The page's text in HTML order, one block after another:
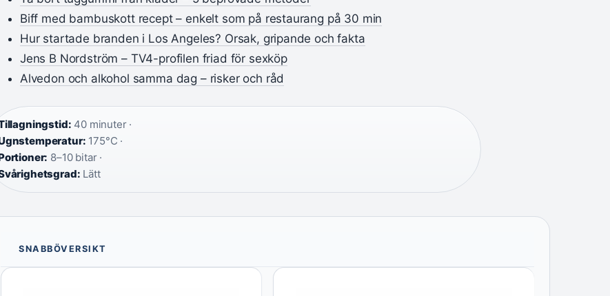
Biff med bambuskott recept – enkelt som på restaurang på 30 min
Hur startade branden i Los Angeles? Orsak, gripande och fakta
Jens B Nordström – TV4-profilen friad för sexköp
Alvedon och alkohol samma dag – risker och råd
40 minuter ·
175°C ·
8–10 bitar ·
Lätt
SNABBÖVERSIKT